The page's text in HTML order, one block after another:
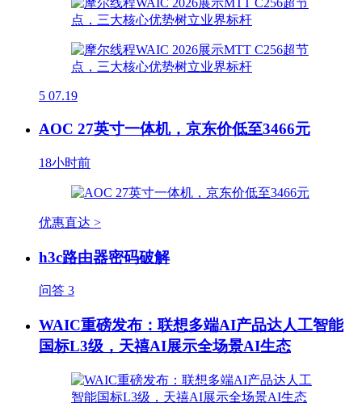
5 07.19
AOC 27英寸一体机，京东价低至3466元
18小时前
优惠直达 >
h3c路由器密码破解
问答 3
WAIC重磅发布：联想多端AI产品达人工智能
国标L3级，天禧AI展示全场景AI生态